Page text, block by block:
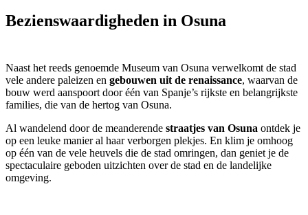
Bezienswaardigheden in Osuna
Naast het reeds genoemde Museum van Osuna verwelkomt de stad
vele andere paleizen en gebouwen uit de renaissance, waarvan de
bouw werd aanspoort door één van Spanje’s rijkste en belangrijkste
families, die van de hertog van Osuna.
Al wandelend door de meanderende straatjes van Osuna ontdek je
op een leuke manier al haar verborgen plekjes. En klim je omhoog
op één van de vele heuvels die de stad omringen, dan geniet je de
spectaculaire geboden uitzichten over de stad en de landelijke
omgeving.